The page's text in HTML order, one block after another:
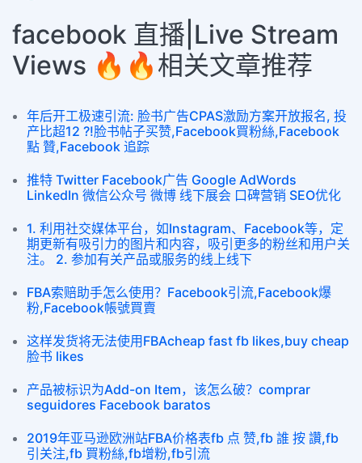
facebook 直播|Live Stream
Views 🔥🔥相关文章推荐
年后开工极速引流: 脸书广告CPAS激励方案开放报名, 投
产比超12 ?!脸书帖子买赞,Facebook買粉絲,Facebook
點 贊,Facebook 追踪
推特 Twitter Facebook广告 Google AdWords
LinkedIn 微信公众号 微博 线下展会 口碑营销 SEO优化
1. 利用社交媒体平台，如Instagram、Facebook等，定
期更新有吸引力的图片和内容，吸引更多的粉丝和用户关
注。 2. 参加有关产品或服务的线上线下
FBA索赔助手怎么使用？Facebook引流,Facebook爆
粉,Facebook帳號買賣
这样发货将无法使用FBAcheap fast fb likes,buy cheap
脸书 likes
产品被标识为Add-on Item，该怎么破？comprar
seguidores Facebook baratos
2019年亚马逊欧洲站FBA价格表fb 点 赞,fb 誰 按 讚,fb
引关注,fb 買粉絲,fb增粉,fb引流